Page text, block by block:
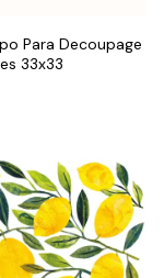
Para Decoupage
33x33